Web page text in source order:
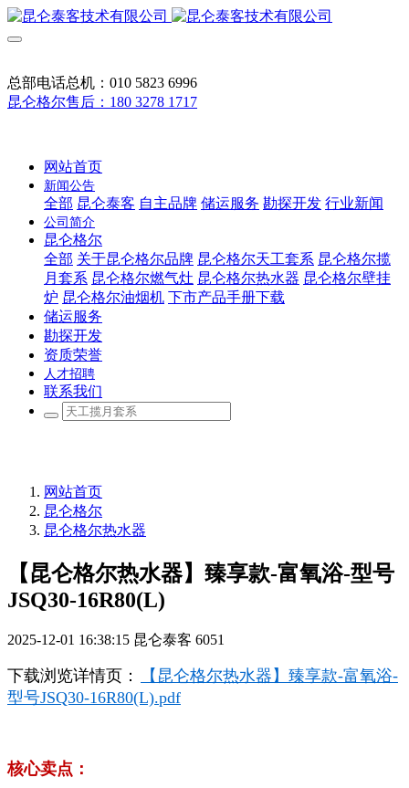
总部电话总机：010 5823 6996
昆仑格尔售后：180 3278 1717
网站首页
新闻公告
全部 昆仑泰客 自主品牌 储运服务 勘探开发 行业新闻
公司简介
昆仑格尔
全部 关于昆仑格尔品牌 昆仑格尔天工套系 昆仑格尔揽
月套系 昆仑格尔燃气灶 昆仑格尔热水器 昆仑格尔壁挂
炉 昆仑格尔油烟机 下市产品手册下载
储运服务
勘探开发
资质荣誉
人才招聘
联系我们
网站首页
昆仑格尔
昆仑格尔热水器
【昆仑格尔热水器】臻享款-富氧浴-型号
JSQ30-16R80(L)
2025-12-01 16:38:15 昆仑泰客 6051
下载浏览详情页：
【昆仑格尔热水器】臻享款-富氧浴-
型号JSQ30-16R80(L).pdf
核心卖点：